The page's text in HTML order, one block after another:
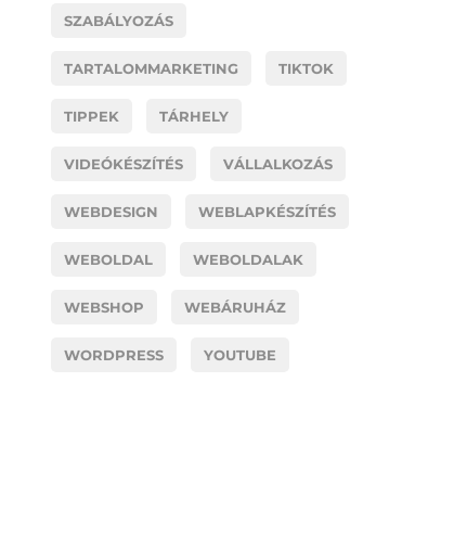
SZABÁLYOZÁS
TARTALOMMARKETING TIKTOK
TIPPEK TÁRHELY
VIDEÓKÉSZÍTÉS VÁLLALKOZÁS
WEBDESIGN WEBLAPKÉSZÍTÉS
WEBOLDAL WEBOLDALAK
WEBSHOP WEBÁRUHÁZ
WORDPRESS YOUTUBE